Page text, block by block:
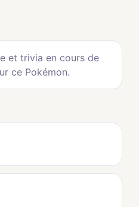
et trivia en cours de
ce Pokémon.